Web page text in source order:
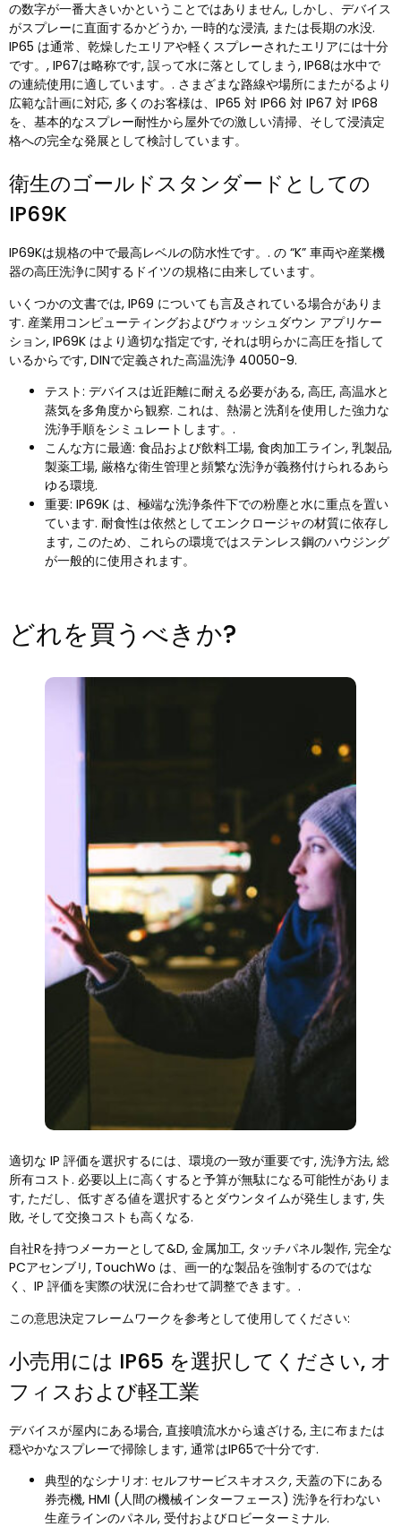
の数字が一番大きいかということではありません, しかし、デバイス
がスプレーに直面するかどうか, 一時的な浸漬, または長期の水没.
IP65 は通常、乾燥したエリアや軽くスプレーされたエリアには十分
です。, IP67は略称です, 誤って水に落としてしまう, IP68は水中で
の連続使用に適しています。. さまざまな路線や場所にまたがるより
広範な計画に対応, 多くのお客様は、IP65 対 IP66 対 IP67 対 IP68
を、基本的なスプレー耐性から屋外での激しい清掃、そして浸漬定
格への完全な発展として検討しています。
衛生のゴールドスタンダードとしての
IP69K
IP69Kは規格の中で最高レベルの防水性です。. の “K” 車両や産業機
器の高圧洗浄に関するドイツの規格に由来しています。
いくつかの文書では, IP69 についても言及されている場合がありま
す. 産業用コンピューティングおよびウォッシュダウン アプリケー
ション, IP69K はより適切な指定です, それは明らかに高圧を指して
いるからです, DINで定義された高温洗浄 40050-9.
テスト: デバイスは近距離に耐える必要がある, 高圧, 高温水と
蒸気を多角度から観察. これは、熱湯と洗剤を使用した強力な
洗浄手順をシミュレートします。.
こんな方に最適: 食品および飲料工場, 食肉加工ライン, 乳製品,
製薬工場, 厳格な衛生管理と頻繁な洗浄が義務付けられるあら
ゆる環境.
重要: IP69K は、極端な洗浄条件下での粉塵と水に重点を置い
ています. 耐食性は依然としてエンクロージャの材質に依存し
ます, このため、これらの環境ではステンレス鋼のハウジング
が一般的に使用されます。
どれを買うべきか?
適切な IP 評価を選択するには、環境の一致が重要です, 洗浄方法, 総
所有コスト. 必要以上に高くすると予算が無駄になる可能性がありま
す, ただし、低すぎる値を選択するとダウンタイムが発生します, 失
敗, そして交換コストも高くなる.
自社Rを持つメーカーとして&D, 金属加工, タッチパネル製作, 完全な
PCアセンブリ, TouchWo は、画一的な製品を強制するのではな
く、IP 評価を実際の状況に合わせて調整できます。.
この意思決定フレームワークを参考として使用してください:
小売用には IP65 を選択してください, オ
フィスおよび軽工業
デバイスが屋内にある場合, 直接噴流水から遠ざける, 主に布または
穏やかなスプレーで掃除します, 通常はIP65で十分です.
典型的なシナリオ: セルフサービスキオスク, 天蓋の下にある
券売機, HMI (人間の機械インターフェース) 洗浄を行わない
生産ラインのパネル, 受付およびロビーターミナル.